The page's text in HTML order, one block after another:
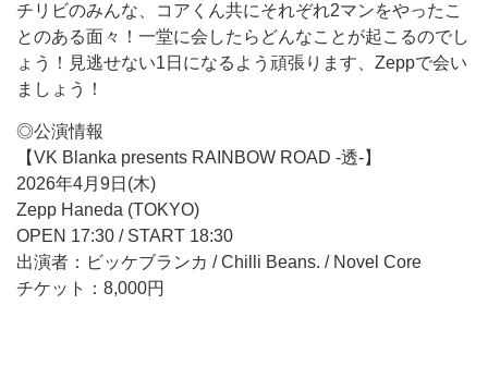
チリビのみんな、コアくん共にそれぞれ2マンをやったこ
とのある面々！一堂に会したらどんなことが起こるのでし
ょう！見逃せない1日になるよう頑張ります、Zeppで会い
ましょう！
◎公演情報
【VK Blanka presents RAINBOW ROAD -透-】
2026年4月9日(木)
Zepp Haneda (TOKYO)
OPEN 17:30 / START 18:30
出演者：ビッケブランカ / Chilli Beans. / Novel Core
チケット：8,000円